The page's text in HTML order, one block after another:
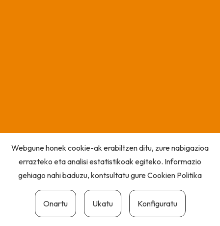
Webgune honek cookie-ak erabiltzen ditu, zure nabigazioa
errazteko eta analisi estatistikoak egiteko. Informazio
gehiago nahi baduzu, kontsultatu gureCookien Politika
Onartu Ukatu Konfiguratu